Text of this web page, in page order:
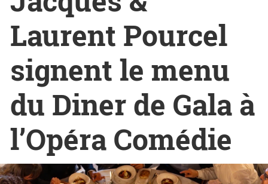
Laurent Pourcel
signent le menu
du Diner de Gala à
l’Opéra Comédie